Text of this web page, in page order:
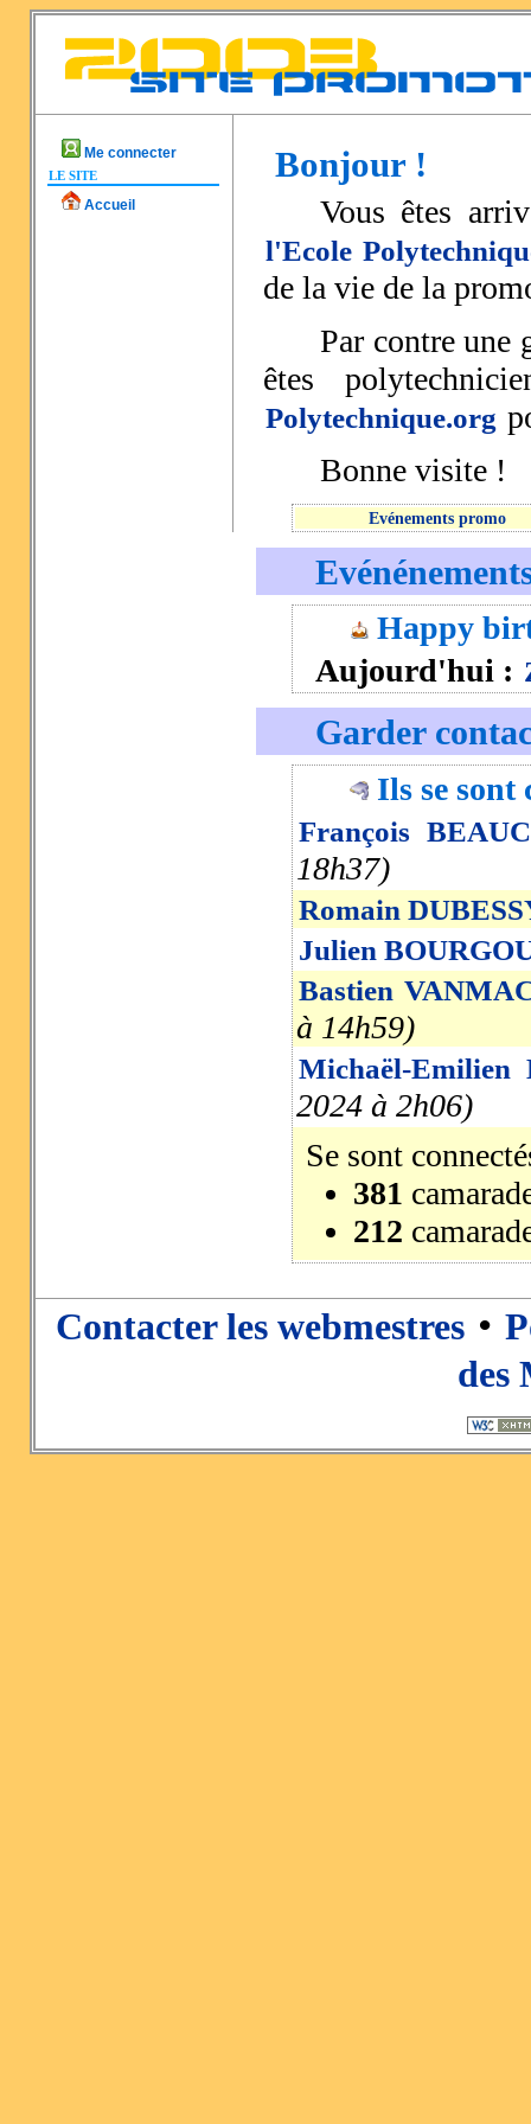
Me connecter
LE SITE
Accueil
Bonjour !
Vous êtes
l'Ecole
de la vie de la
Par contre une
êtes
Polytechnique.org
Bonne visite !
Evénements promo
Happy
Aujourd'hui :
Garder
Ils se sont
François
18h37)
Romain
Julien
Bastien
à 14h59)
Michaël-Emilien
2024 à 2h06)
Se sont
381
212
Contacter les webmestres •
des